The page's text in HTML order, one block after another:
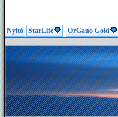
Nyitó StarLife OrGano Gold